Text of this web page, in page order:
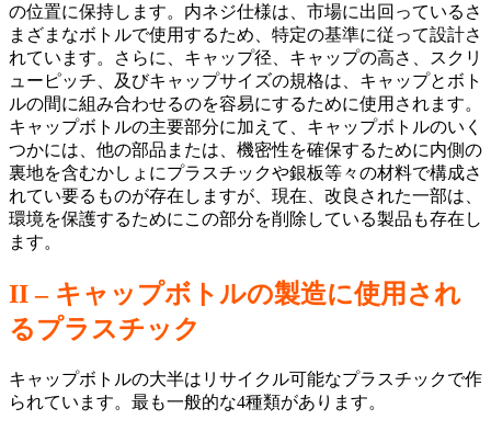
の位置に保持します。内ネジ仕様は、市場に出回っているさ
まざまなボトルで使用するため、特定の基準に従って設計さ
れています。さらに、キャップ径、キャップの高さ、スクリ
ューピッチ、及びキャップサイズの規格は、キャップとボト
ルの間に組み合わせるのを容易にするために使用されます。
キャップボトルの主要部分に加えて、キャップボトルのいく
つかには、他の部品または、機密性を確保するために内側の
裏地を含むかしょにプラスチックや銀板等々の材料で構成さ
れてい要るものが存在しますが、現在、改良された一部は、
環境を保護するためにこの部分を削除している製品も存在し
ます。
II – キャップボトルの製造に使用され
るプラスチック
キャップボトルの大半はリサイクル可能なプラスチックで作
られています。最も一般的な4種類があります。